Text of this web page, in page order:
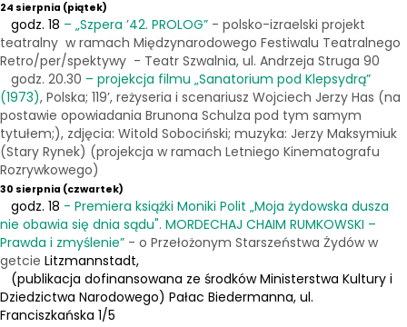
24 sierpnia (piątek)
godz. 18 – „Szpera ’42. PROLOG” - polsko-izraelski projekt
teatralny w ramach Międzynarodowego Festiwalu Teatralnego
Retro/per/spektywy - Teatr Szwalnia, ul. Andrzeja Struga 90
godz. 20.30 – projekcja filmu „Sanatorium pod Klepsydrą”
(1973), Polska; 119’, reżyseria i scenariusz Wojciech Jerzy Has (na
postawie opowiadania Brunona Schulza pod tym samym
tytułem;), zdjęcia: Witold Sobociński; muzyka: Jerzy Maksymiuk
(Stary Rynek) (projekcja w ramach Letniego Kinematografu
Rozrywkowego)
30 sierpnia (czwartek)
godz. 18 - Premiera książki Moniki Polit „Moja żydowska dusza
nie obawia się dnia sądu". MORDECHAJ CHAIM RUMKOWSKI –
Prawda i zmyślenie” - o Przełożonym Starszeństwa Żydów w
getcie Litzmannstadt,
(publikacja dofinansowana ze środków Ministerstwa Kultury i
Dziedzictwa Narodowego) Pałac Biedermanna, ul.
Franciszkańska 1/5